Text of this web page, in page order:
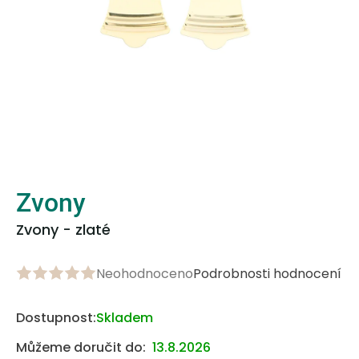
Zvony
Můžeme doručit do: 13.8.2026
Zvony - zlaté
Průměrné
produktu
0,0
NeohodnocenoPodrobnosti hodnocení
Dostupnost:Skladem